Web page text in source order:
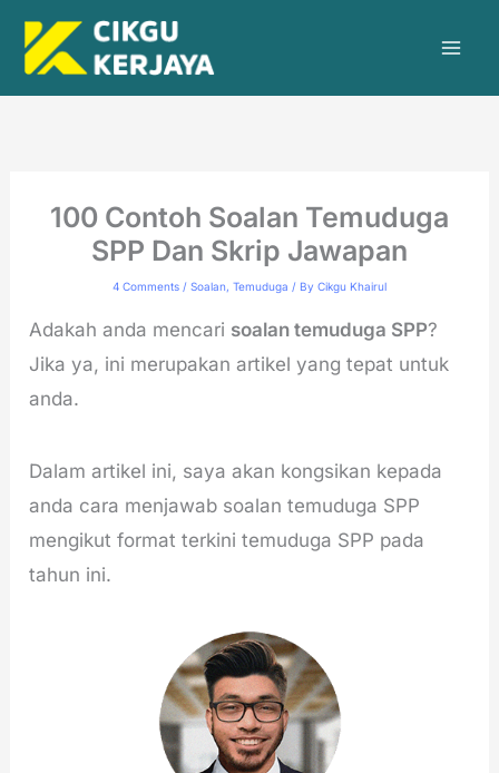
Skip
100 Contoh Soalan Temuduga
SPP Dan Skrip Jawapan
4 Comments / Soalan, Temuduga / By Cikgu Khairul
Adakah anda mencari soalan temuduga SPP?
Jika ya, ini merupakan artikel yang tepat untuk
anda.
Dalam artikel ini, saya akan kongsikan kepada
anda cara menjawab soalan temuduga SPP
mengikut format terkini temuduga SPP pada
tahun ini.